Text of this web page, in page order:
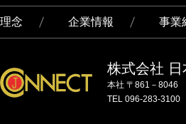
理念 企業情報 事業
株式会社 日
本社 〒861－8046
TEL 096-283-